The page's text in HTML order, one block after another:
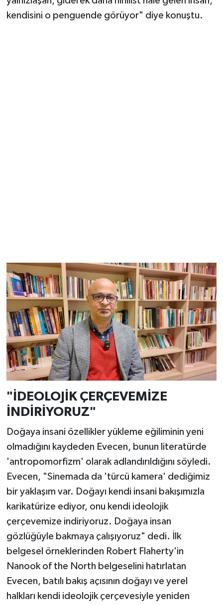
kendisini o penguende görüyor" diye konuştu.
"İDEOLOJİK ÇERÇEVEMİZE
İNDİRİYORUZ"
Doğaya insani özellikler yükleme eğiliminin yeni
olmadığını kaydeden Evecen, bunun literatürde
'antropomorfizm' olarak adlandırıldığını söyledi.
Evecen, "Sinemada da 'türcü kamera' dediğimiz
bir yaklaşım var. Doğayı kendi insani bakışımızla
karikatürize ediyor, onu kendi ideolojik
çerçevemize indiriyoruz. Doğaya insan
gözlüğüyle bakmaya çalışıyoruz" dedi. İlk
belgesel örneklerinden Robert Flaherty'in
Nanook of the North belgeselini hatırlatan
Evecen, batılı bakış açısının doğayı ve yerel
halkları kendi ideolojik çerçevesiyle yeniden